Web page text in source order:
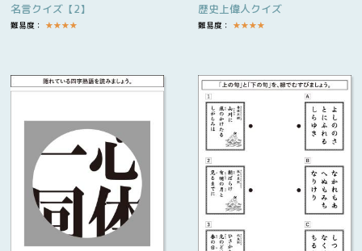
名言クイズ【2】
難易度： ★★★★
歴史上偉人クイズ
難易度： ★★★★